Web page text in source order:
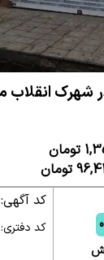
تومان
کد آگهی:
کد دفتری: